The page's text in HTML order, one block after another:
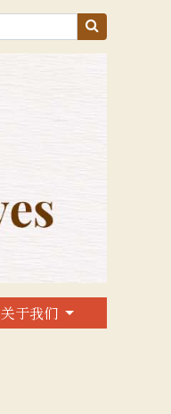
关于我们